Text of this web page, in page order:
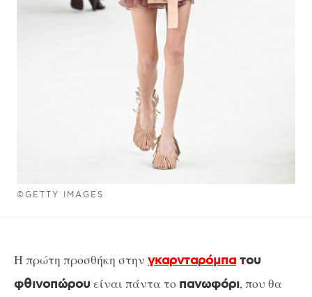
©GETTY IMAGES
Η πρώτη προσθήκη στην γκαρνταρόμπα του
φθινοπώρου είναι πάντα το πανωφόρι, που θα